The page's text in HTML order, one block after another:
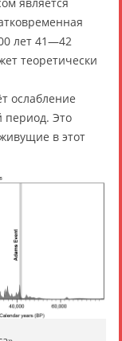
лет 41—42
теоретически
ослабление
период. Это
в этот